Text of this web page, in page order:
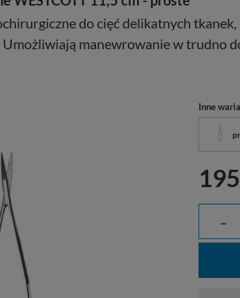
do cięć delikatnych tkanek,
manewrowanie w trudno
Inne
-